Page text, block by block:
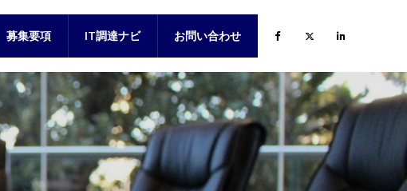
募集要項
募集要項（新卒）
募集要項（キャリア）
IT調達ナビ お問い合わせ